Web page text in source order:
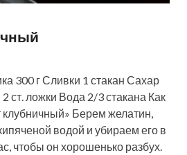
300 г Сливки 1 стакан Сахар
ст. ложки Вода 2/3 стакана Как
клубничный» Берем желатин,
водой и убираем его в
чтобы он хорошенько разбух.